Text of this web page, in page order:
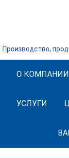
Производство,
О КОМПАНИИ
УСЛУГИ